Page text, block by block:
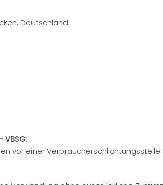
Deutschland
vor einer Verbraucherschlichtungsstelle